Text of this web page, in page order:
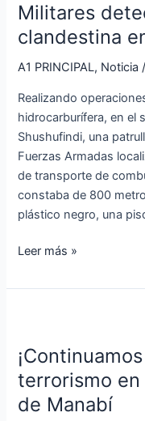
Militares
clandestina
A1 PRINCIPAL, Noticia /
Realizando
hidrocarburífera, en el
Shushufindi, una
Fuerzas Armadas
de transporte de
constaba de 800
plástico negro, una
piscina
clandestina
en
Sucumbíos
Leer más »
terrorismo
de Manabí
la
lucha
contra
el